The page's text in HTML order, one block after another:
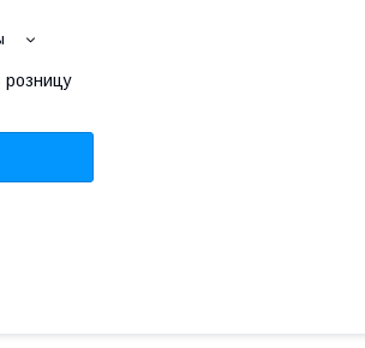
розницу